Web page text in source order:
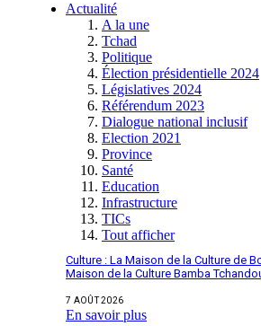
Actualité
A la une
Tchad
Politique
Élection présidentielle 2024
Législatives 2024
Référendum 2023
Dialogue national inclusif
Election 2021
Province
Santé
Education
Infrastructure
TICs
Tout afficher
Culture : La Maison de la Culture de
Maison de la Culture Bamba
7 AOÛT 2026
En savoir plus